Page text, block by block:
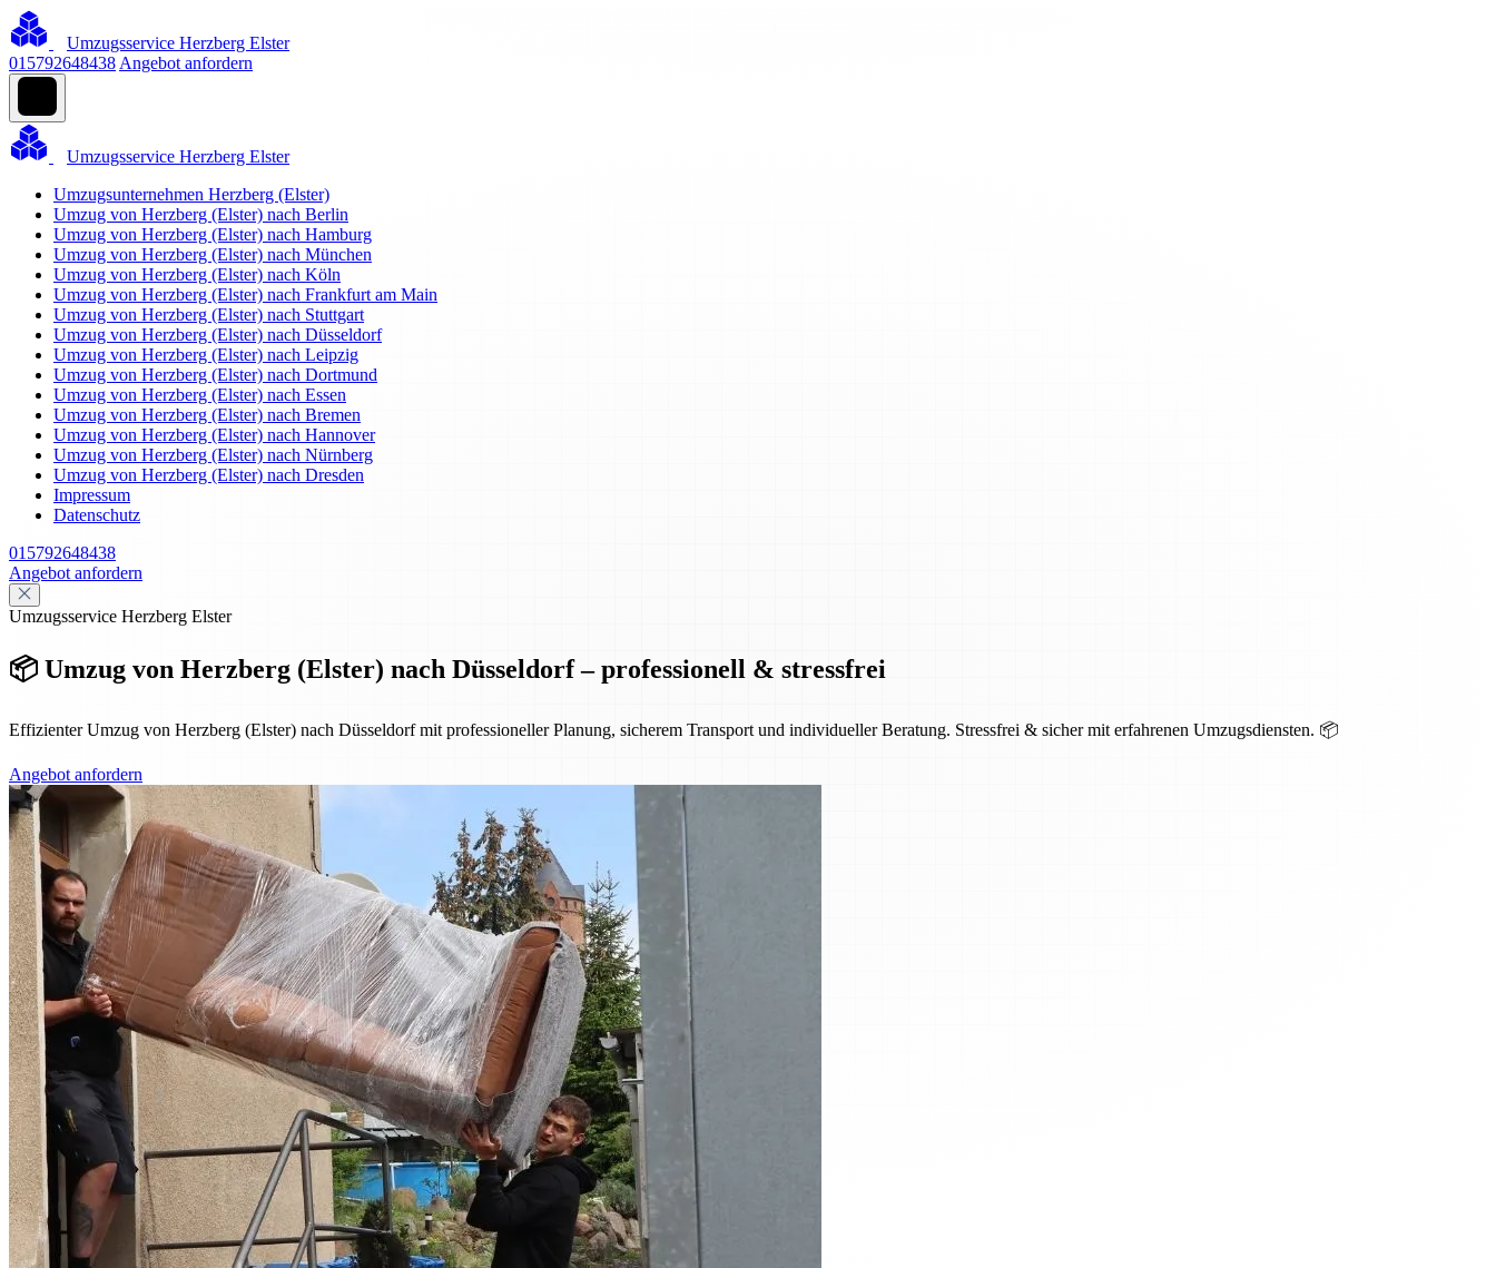
Umzugsservice Herzberg Elster
015792648438 Angebot anfordern
Umzugsservice Herzberg Elster
Umzugsunternehmen Herzberg (Elster)
Umzug von Herzberg (Elster) nach Berlin
Umzug von Herzberg (Elster) nach Hamburg
Umzug von Herzberg (Elster) nach München
Umzug von Herzberg (Elster) nach Köln
Umzug von Herzberg (Elster) nach Frankfurt am Main
Umzug von Herzberg (Elster) nach Stuttgart
Umzug von Herzberg (Elster) nach Düsseldorf
Umzug von Herzberg (Elster) nach Leipzig
Umzug von Herzberg (Elster) nach Dortmund
Umzug von Herzberg (Elster) nach Essen
Umzug von Herzberg (Elster) nach Bremen
Umzug von Herzberg (Elster) nach Hannover
Umzug von Herzberg (Elster) nach Nürnberg
Umzug von Herzberg (Elster) nach Dresden
Impressum
Datenschutz
015792648438
Angebot anfordern
Umzugsservice Herzberg Elster
📦 Umzug von Herzberg (Elster) nach Düsseldorf – professionell & stressfrei
Effizienter Umzug von Herzberg (Elster) nach Düsseldorf mit professioneller Planung, sicherem Transport und individueller Beratung. Stressfrei & sicher mit erfahrenen Umzugsdiensten. 📦
Angebot anfordern